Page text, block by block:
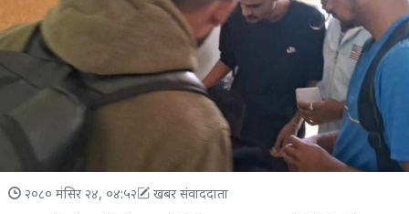
२०८० मंसिर २४, ०४:५२ खबर संवाददाता